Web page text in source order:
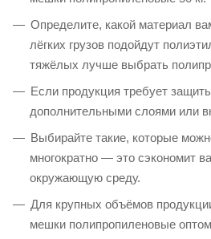
Определите, какой материал
лёгких грузов подойдут
тяжёлых лучше выбрать
Если продукция требует
дополнительными слоями или
Выбирайте такие, которые
многократно — это сэкономит
окружающую среду.
Для крупных объёмов
мешки полипропиленовые